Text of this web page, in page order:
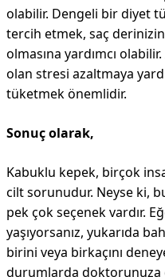
olabilir. Dengeli bir diyet
tercih etmek, saç
olmasına yardımcı
olan stresi azaltmaya
tüketmek önemlidir.
Sonuç olarak,
Kabuklu kepek, birçok
cilt sorunudur. Neyse ki,
pek çok seçenek vardır.
yaşıyorsanız, yukarıda
birini veya birkaçını
durumlarda doktorunuza